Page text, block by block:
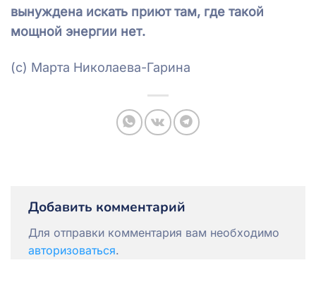
вынуждена искать приют там, где такой
мощной энергии нет.
(с) Марта Николаева-Гарина
Добавить комментарий
Для отправки комментария вам необходимо
авторизоваться.